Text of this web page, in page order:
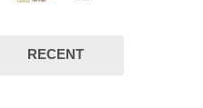
RECENT